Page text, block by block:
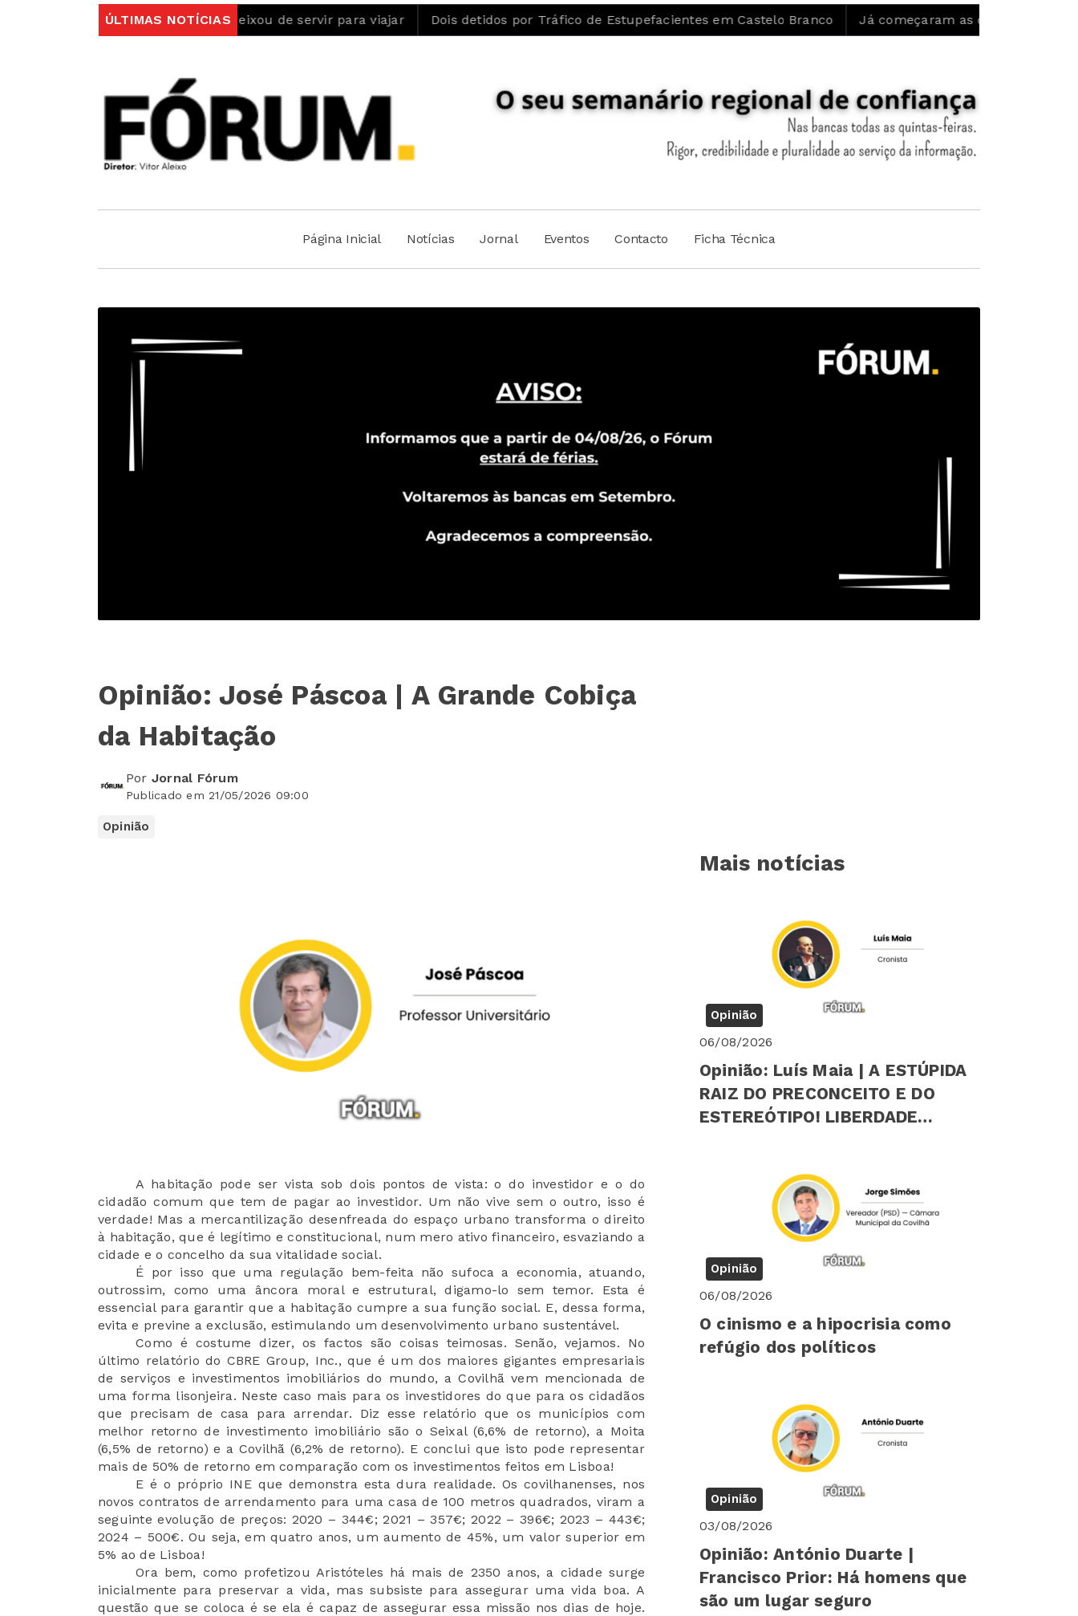
ÚLTIMAS NOTÍCIAS
de Identidade vitalício deixou de servir para viajar Dois detidos por Tráfico de Estupefacientes em Castelo Branco Já começaram as obras de restauro
Página Inicial Notícias Jornal Eventos Contacto Ficha Técnica
Opinião: José Páscoa | A Grande Cobiça
da Habitação
Por Jornal Fórum
Publicado em 21/05/2026 09:00
Opinião
A habitação pode ser vista sob dois pontos de vista: o do investidor e o do
cidadão comum que tem de pagar ao investidor. Um não vive sem o outro, isso é
verdade! Mas a mercantilização desenfreada do espaço urbano transforma o direito
à habitação, que é legítimo e constitucional, num mero ativo financeiro, esvaziando a
cidade e o concelho da sua vitalidade social.
É por isso que uma regulação bem-feita não sufoca a economia, atuando,
outrossim, como uma âncora moral e estrutural, digamo-lo sem temor. Esta é
essencial para garantir que a habitação cumpre a sua função social. E, dessa forma,
evita e previne a exclusão, estimulando um desenvolvimento urbano sustentável.
Como é costume dizer, os factos são coisas teimosas. Senão, vejamos. No
último relatório do CBRE Group, Inc., que é um dos maiores gigantes empresariais
de serviços e investimentos imobiliários do mundo, a Covilhã vem mencionada de
uma forma lisonjeira. Neste caso mais para os investidores do que para os cidadãos
que precisam de casa para arrendar. Diz esse relatório que os municípios com
melhor retorno de investimento imobiliário são o Seixal (6,6% de retorno), a Moita
(6,5% de retorno) e a Covilhã (6,2% de retorno). E conclui que isto pode representar
mais de 50% de retorno em comparação com os investimentos feitos em Lisboa!
E é o próprio INE que demonstra esta dura realidade. Os covilhanenses, nos
novos contratos de arrendamento para uma casa de 100 metros quadrados, viram a
seguinte evolução de preços: 2020 – 344€; 2021 – 357€; 2022 – 396€; 2023 – 443€;
2024 – 500€. Ou seja, em quatro anos, um aumento de 45%, um valor superior em
5% ao de Lisboa!
Ora bem, como profetizou Aristóteles há mais de 2350 anos, a cidade surge
inicialmente para preservar a vida, mas subsiste para assegurar uma vida boa. A
questão que se coloca é se ela é capaz de assegurar essa missão nos dias de hoje.
Mais notícias
Opinião
06/08/2026
Opinião: Luís Maia | A ESTÚPIDA
RAIZ DO PRECONCEITO E DO
ESTEREÓTIPO! LIBERDADE
Opinião
06/08/2026
O cinismo e a hipocrisia como
refúgio dos políticos
Opinião
03/08/2026
Opinião: António Duarte |
Francisco Prior: Há homens que
são um lugar seguro